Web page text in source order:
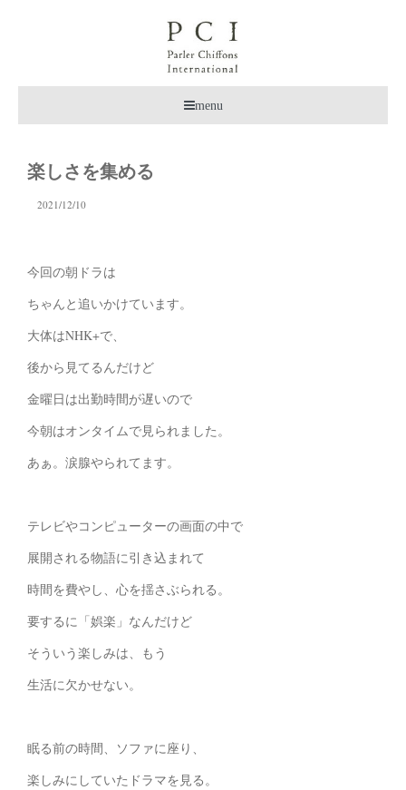
menu
楽しさを集める
2021/12/10
今回の朝ドラは
ちゃんと追いかけています。
大体はNHK+で、
後から見てるんだけど
金曜日は出勤時間が遅いので
今朝はオンタイムで見られました。
あぁ。涙腺やられてます。
テレビやコンピューターの画面の中で
展開される物語に引き込まれて
時間を費やし、心を揺さぶられる。
要するに「娯楽」なんだけど
そういう楽しみは、もう
生活に欠かせない。
眠る前の時間、ソファに座り、
楽しみにしていたドラマを見る。